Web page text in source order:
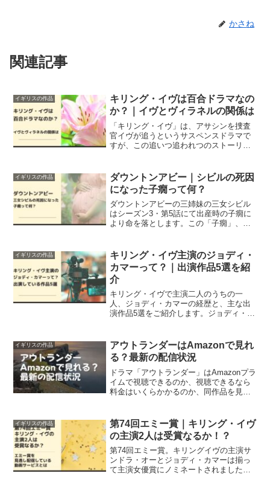
かさね
関連記事
イギリスの作品
キリング・イヴは百合ドラマなの
か？｜イヴとヴィラネルの関係は
「キリング・イヴ」は、アサシンを捜査
官イヴが追うというサスペンスドラマで
すが、この追いつ追われつのストーリー
すが、どうなのでしょうか。
イギリスの作品
ダウントンアビー｜シビルの死因
になった子癇って何？
ダウントンアビーの三姉妹の三女シビル
はシーズン3・第5話にて出産時の子癇に
より命を落とします。この「子癇」、聞
た。
イギリスの作品
キリング・イヴ主演のジョディ・
カマーって？｜出演作品5選を紹
介
キリング・イヴで主演二人のうちの一
人、ジョディ・カマーの経歴と、主な出
演作品5選をご紹介します。ジョディ・カ
イギリスの作品
アウトランダーはAmazonで見れ
る？最新の配信状況
ドラマ「アウトランダー」はAmazonプラ
イムで視聴できるのか、視聴できるなら
料金はいくらかかるのか、同作品を見る
イギリスの作品
第74回エミー賞｜キリング・イヴ
の主演2人は受賞なるか！？
第74回エミー賞。キリングイヴの主演サ
ンドラ・オーとジョディ・カマーは揃っ
て主演女優賞にノミネートされました。